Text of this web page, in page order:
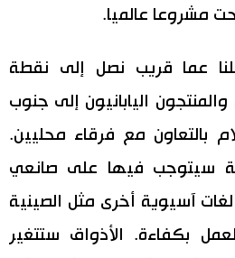
مشروعا عالميا.
عما قريب نصل إلى نقطة
اليابانيون إلى جنوب
بالتعاون مع فرقاء محليين.
سيتوجب فيها على صانعي
لغات آسيوية أخرى مثل الصينية
بكفاءة. الأذواق ستتغير